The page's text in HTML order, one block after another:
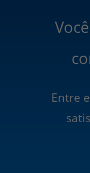
Entre